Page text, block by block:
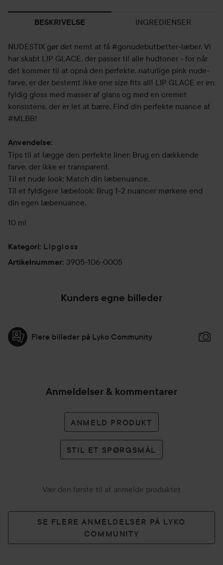
BESKRIVELSE INGREDIENSER
NUDESTIX gør det nemt at få #gonudebutbetter-læber. Vi
har skabt LIP GLACE, der passer til alle hudtoner - for når
det kommer til at opnå den perfekte, naturlige pink nude-
farve, er der bestemt ikke one size fits all! LIP GLACE er en
fyldig gloss med masser af glans og med en cremet
konsistens, der er let at bære. Find din perfekte nuance af
#MLBB!
Anvendelse:
Tips til at lægge den perfekte liner: Brug en dækkende
farve, der ikke er transparent.
Til et nude look: Match din læbenuance.
Til et fyldigere læbelook: Brug 1-2 nuancer mørkere end
din egen læbenuance.
10 ml
Kategori: Lipgloss
Artikelnummer: 3905-106-0005
Kunders egne billeder
Flere billeder på Lyko Community
Anmeldelser & kommentarer
ANMELD PRODUKT
STIL ET SPØRGSMÅL
Vær den første til at anmelde produktet
SE FLERE ANMELDELSER PÅ LYKO
COMMUNITY